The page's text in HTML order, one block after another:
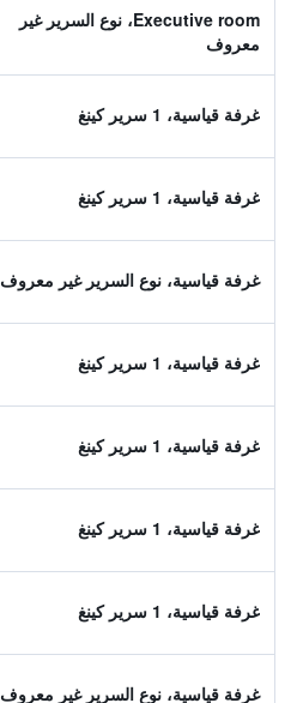
Executive room، نوع السرير غير
معروف
غرفة قياسية، 1 سرير كينغ
غرفة قياسية، 1 سرير كينغ
غرفة قياسية، نوع السرير غير معروف
غرفة قياسية، 1 سرير كينغ
غرفة قياسية، 1 سرير كينغ
غرفة قياسية، 1 سرير كينغ
غرفة قياسية، 1 سرير كينغ
غرفة قياسية، نوع السرير غير معروف